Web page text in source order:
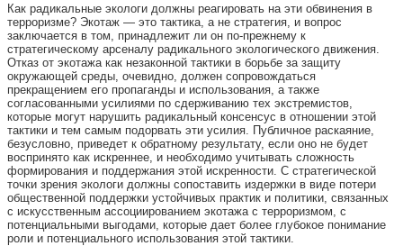
Как радикальные экологи должны реагировать на эти обвинения в
терроризме? Экотаж — это тактика, а не стратегия, и вопрос
заключается в том, принадлежит ли он по-прежнему к
стратегическому арсеналу радикального экологического движения.
Отказ от экотажа как незаконной тактики в борьбе за защиту
окружающей среды, очевидно, должен сопровождаться
прекращением его пропаганды и использования, а также
согласованными усилиями по сдерживанию тех экстремистов,
которые могут нарушить радикальный консенсус в отношении этой
тактики и тем самым подорвать эти усилия. Публичное раскаяние,
безусловно, приведет к обратному результату, если оно не будет
воспринято как искреннее, и необходимо учитывать сложность
формирования и поддержания этой искренности. С стратегической
точки зрения экологи должны сопоставить издержки в виде потери
общественной поддержки устойчивых практик и политики, связанных
с искусственным ассоциированием экотажа с терроризмом, с
потенциальными выгодами, которые дает более глубокое понимание
роли и потенциального использования этой тактики.